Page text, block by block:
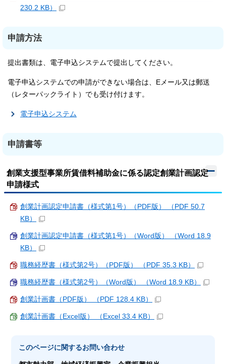
230.2 KB）
申請方法
提出書類は、電子申込システムで提出してください。
電子申込システムでの申請ができない場合は、Eメール又は郵送
（レターパックライト）でも受け付けます。
電子申込システム
申請書等
創業支援型事業所賃借料補助金に係る認定創業計画認定
申請様式
創業計画認定申請書（様式第1号）（PDF版） （PDF 50.7
KB）
創業計画認定申請書（様式第1号）（Word版） （Word 18.9
KB）
職務経歴書（様式第2号）（PDF版） （PDF 35.3 KB）
職務経歴書（様式第2号）（Word版） （Word 18.9 KB）
創業計画書（PDF版） （PDF 128.4 KB）
創業計画書（Excel版） （Excel 33.4 KB）
このページに関するお問い合わせ